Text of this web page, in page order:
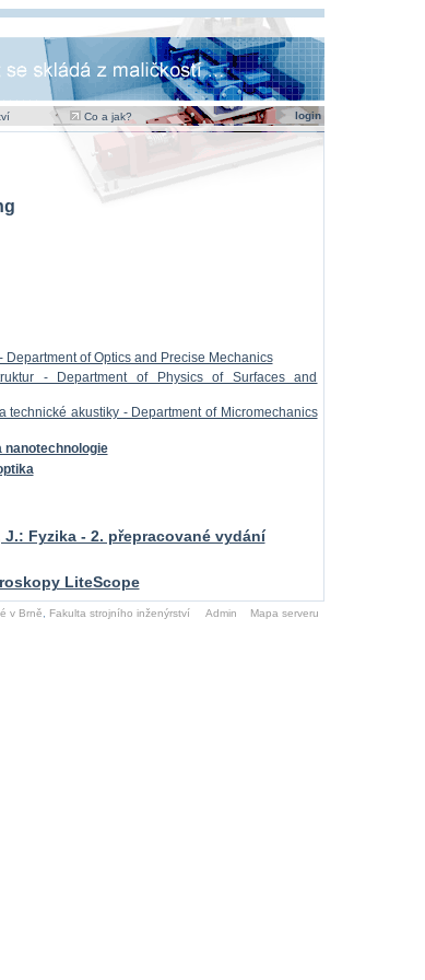
Co a jak? login
of Optics and Precise Mechanics
- Department of Physics of Surfaces and
technické akustiky - Department of Micromechanics
nanotechnologie
J.: Fyzika - 2. přepracované vydání
LiteScope
v Brně Fakulta strojního inženýrství Admin Mapa serveru